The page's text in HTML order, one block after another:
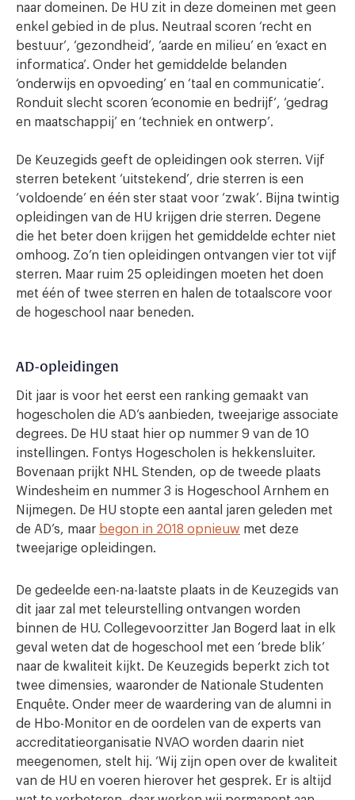
naar domeinen. De HU zit in deze domeinen met geen
enkel gebied in de plus. Neutraal scoren ‘recht en
bestuur’, ‘gezondheid’, ‘aarde en milieu’ en ‘exact en
informatica’. Onder het gemiddelde belanden
‘onderwijs en opvoeding’ en ‘taal en communicatie’.
Ronduit slecht scoren ‘economie en bedrijf’, ‘gedrag
en maatschappij’ en ‘techniek en ontwerp’.
De Keuzegids geeft de opleidingen ook sterren. Vijf
sterren betekent ‘uitstekend’, drie sterren is een
‘voldoende’ en één ster staat voor ‘zwak’. Bijna twintig
opleidingen van de HU krijgen drie sterren. Degene
die het beter doen krijgen het gemiddelde echter niet
omhoog. Zo’n tien opleidingen ontvangen vier tot vijf
sterren. Maar ruim 25 opleidingen moeten het doen
met één of twee sterren en halen de totaalscore voor
de hogeschool naar beneden.
AD-opleidingen
Dit jaar is voor het eerst een ranking gemaakt van
hogescholen die AD’s aanbieden, tweejarige associate
degrees. De HU staat hier op nummer 9 van de 10
instellingen. Fontys Hogescholen is hekkensluiter.
Bovenaan prijkt NHL Stenden, op de tweede plaats
Windesheim en nummer 3 is Hogeschool Arnhem en
Nijmegen. De HU stopte een aantal jaren geleden met
de AD’s, maar begon in 2018 opnieuw met deze
tweejarige opleidingen.
De gedeelde een-na-laatste plaats in de Keuzegids van
dit jaar zal met teleurstelling ontvangen worden
binnen de HU. Collegevoorzitter Jan Bogerd laat in elk
geval weten dat de hogeschool met een ‘brede blik’
naar de kwaliteit kijkt. De Keuzegids beperkt zich tot
twee dimensies, waaronder de Nationale Studenten
Enquête. Onder meer de waardering van de alumni in
de Hbo-Monitor en de oordelen van de experts van
accreditatieorganisatie NVAO worden daarin niet
meegenomen, stelt hij. ‘Wij zijn open over de kwaliteit
van de HU en voeren hierover het gesprek. Er is altijd